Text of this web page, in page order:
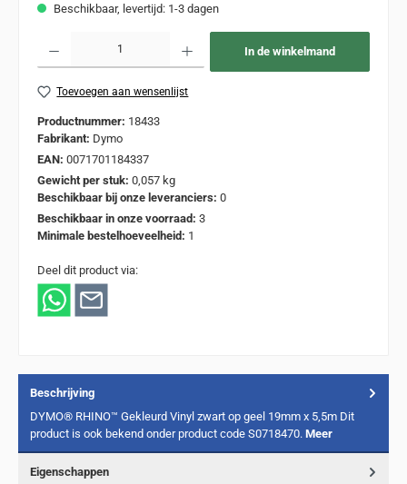
Beschikbaar, levertijd: 1-3 dagen
In de winkelmand
Toevoegen aan wensenlijst
Productnummer: 18433
Fabrikant: Dymo
EAN: 0071701184337
Gewicht per stuk: 0,057 kg
Beschikbaar bij onze leveranciers: 0
Beschikbaar in onze voorraad: 3
Minimale bestelhoeveelheid: 1
Deel dit product via:
Beschrijving
DYMO® RHINO™ Gekleurd Vinyl zwart op geel 19mm x 5,5m Dit
product is ook bekend onder product code S0718470. Meer
Eigenschappen